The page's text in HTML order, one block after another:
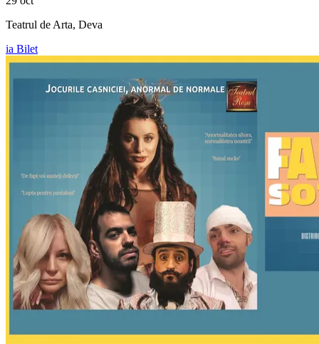
Teatrul de Arta, Deva
ia Bilet